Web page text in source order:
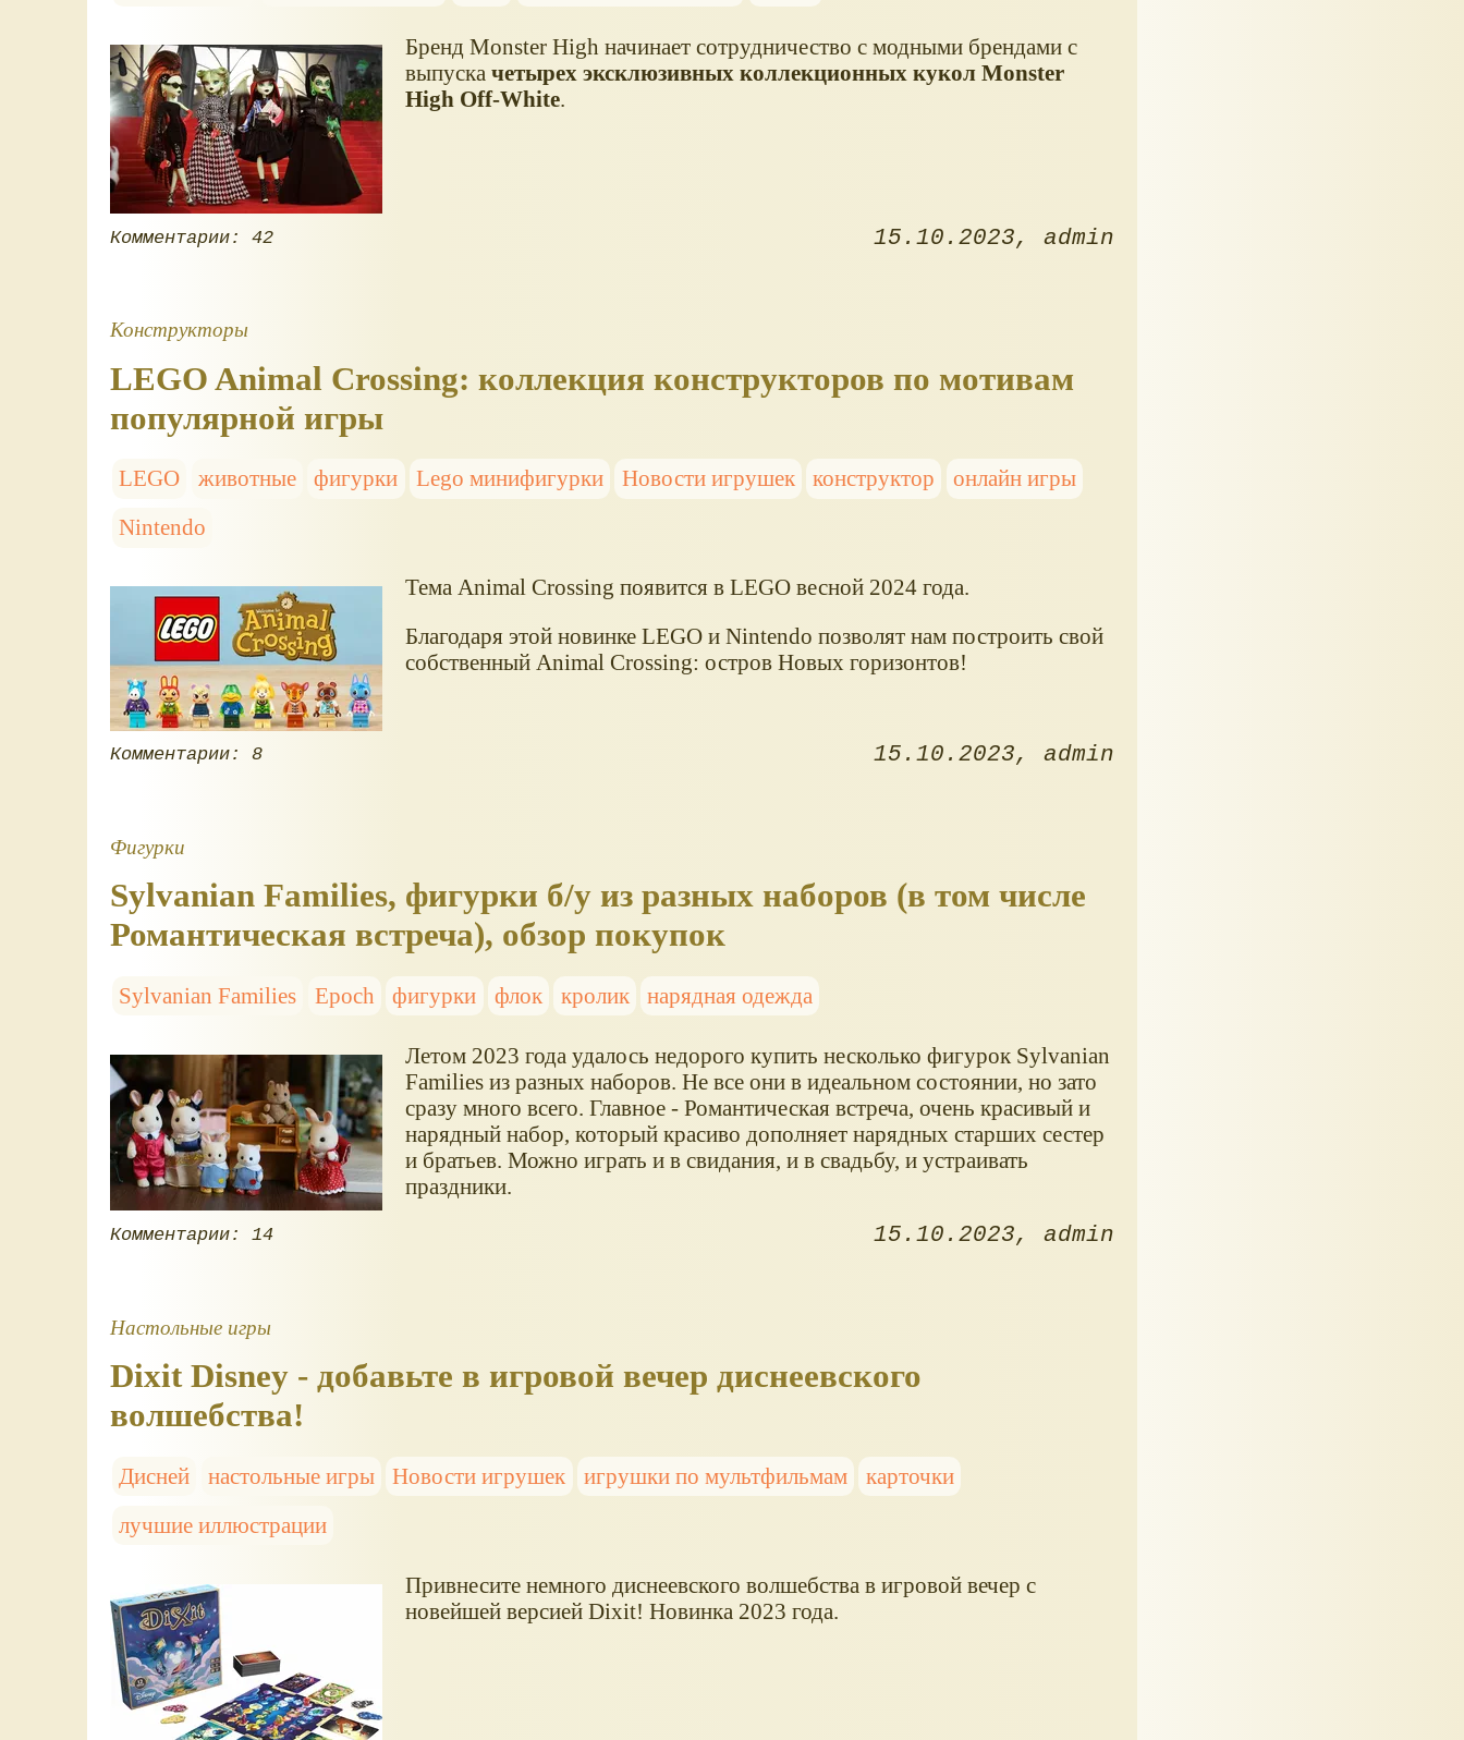
Бренд Monster High начинает сотрудничество с модными брендами с
выпуска четырех эксклюзивных коллекционных кукол Monster
High Off-White.
Комментарии: 42 15.10.2023 admin
Конструкторы
LEGO Animal Crossing: коллекция конструкторов по мотивам
популярной игры
LEGO животные фигурки Lego минифигурки Новости игрушек конструктор
онлайн игры
Nintendo
Тема Animal Crossing появится в LEGO весной 2024 года.
Благодаря этой новинке LEGO и Nintendo позволят нам построить свой
собственный Animal Crossing: остров Новых горизонтов!
Комментарии: 8 15.10.2023 admin
Фигурки
Sylvanian Families, фигурки б/у из разных наборов (в том числе
Романтическая встреча), обзор покупок
Sylvanian Families Epoch фигурки флок кролик нарядная одежда
Летом 2023 года удалось недорого купить несколько фигурок Sylvanian
Families из разных наборов. Не все они в идеальном состоянии, но зато
сразу много всего. Главное - Романтическая встреча, очень красивый и
нарядный набор, который красиво дополняет нарядных старших сестер
и братьев. Можно играть и в свидания, и в свадьбу, и устраивать
праздники.
Комментарии: 14 15.10.2023 admin
Настольные игры
Dixit Disney - добавьте в игровой вечер диснеевского
волшебства!
Дисней настольные игры Новости игрушек игрушки по мультфильмам
карточки
лучшие иллюстрации
Привнесите немного диснеевского волшебства в игровой вечер с
новейшей версией Dixit! Новинка 2023 года.